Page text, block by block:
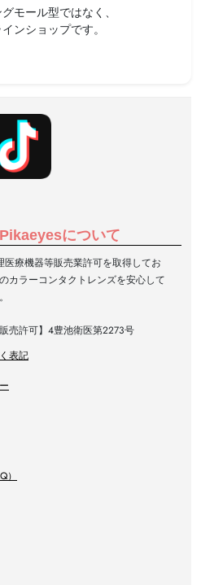
モール型ではなく、
ンショップです。
について
医療機器等販売業許可を取得してお
カラーコンタクトレンズを安心して
売許可】4豊池衛医第2273号
表記
）